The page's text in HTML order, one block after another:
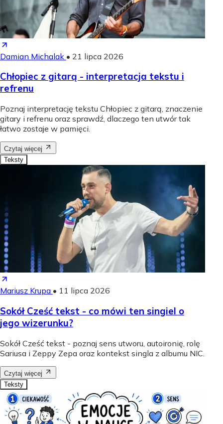
Damian Michalak • 21 lipca 2026
Chłopiec z gitarą - interpretacja tekstu i
refrenu
Poznaj interpretację tekstu Chłopiec z gitarą, znaczenie
gitary i refrenu oraz sprawdź, dlaczego ten utwór tak
łatwo zostaje w pamięci.
Czytaj więcej
Teksty
Mariusz Krupa • 11 lipca 2026
Sokół Cześć tekst - co mówi ten singiel o
jego wizerunku?
Sokół Cześć tekst - poznaj sens utworu, autoironię, rolę
Sariusa i Zeppy Zepa oraz kontekst singla z albumu NIC.
Czytaj więcej
Teksty